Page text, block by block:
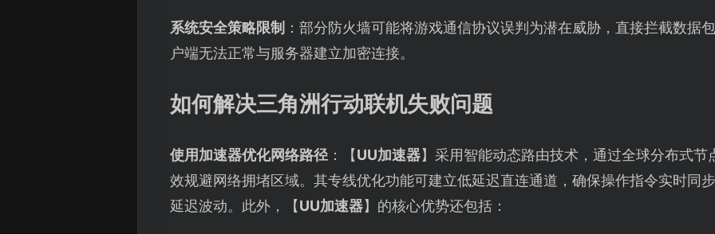
系统安全策略限制 ：部分防火墙可能将游戏通信协议误判为潜在威胁，直接拦截数据
户端无法正常与服务器建立加密连接。
如何解决三角洲行动联机失败问题
使用加速器优化网络路径 ：【UU加速器】采用智能动态路由技术，通过全球分布式
效规避网络拥堵区域。其专线优化功能可建立低延迟直连通道，确保操作指令实时同
延迟波动。此外，【UU加速器】的核心优势还包括：